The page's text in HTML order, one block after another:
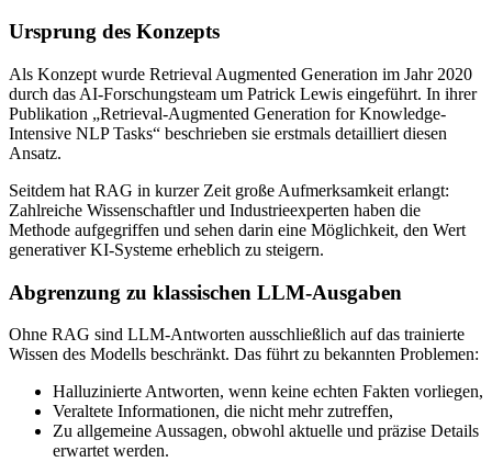
Ursprung des Konzepts
Als Konzept wurde Retrieval Augmented Generation im Jahr 2020
durch das AI-Forschungsteam um Patrick Lewis eingeführt. In ihrer
Publikation „Retrieval-Augmented Generation for Knowledge-
Intensive NLP Tasks“ beschrieben sie erstmals detailliert diesen
Ansatz.
Seitdem hat RAG in kurzer Zeit große Aufmerksamkeit erlangt:
Zahlreiche Wissenschaftler und Industrieexperten haben die
Methode aufgegriffen und sehen darin eine Möglichkeit, den Wert
generativer KI-Systeme erheblich zu steigern.
Abgrenzung zu klassischen LLM-Ausgaben
Ohne RAG sind LLM-Antworten ausschließlich auf das trainierte
Wissen des Modells beschränkt. Das führt zu bekannten Problemen:
Halluzinierte Antworten, wenn keine echten Fakten vorliegen,
Veraltete Informationen, die nicht mehr zutreffen,
Zu allgemeine Aussagen, obwohl aktuelle und präzise Details
erwartet werden.